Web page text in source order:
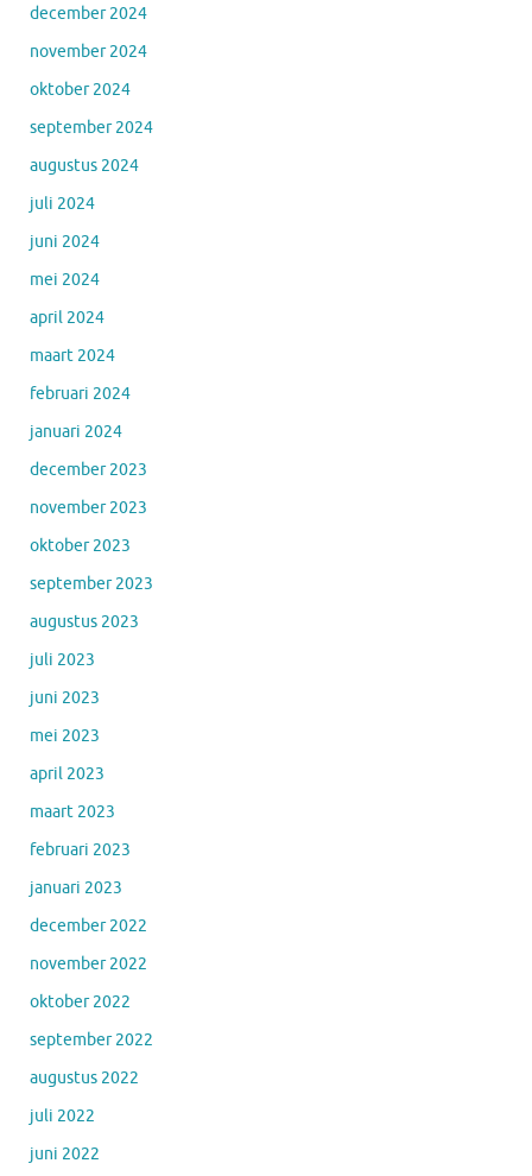
december 2024
november 2024
oktober 2024
september 2024
augustus 2024
juli 2024
juni 2024
mei 2024
april 2024
maart 2024
februari 2024
januari 2024
december 2023
november 2023
oktober 2023
september 2023
augustus 2023
juli 2023
juni 2023
mei 2023
april 2023
maart 2023
februari 2023
januari 2023
december 2022
november 2022
oktober 2022
september 2022
augustus 2022
juli 2022
juni 2022